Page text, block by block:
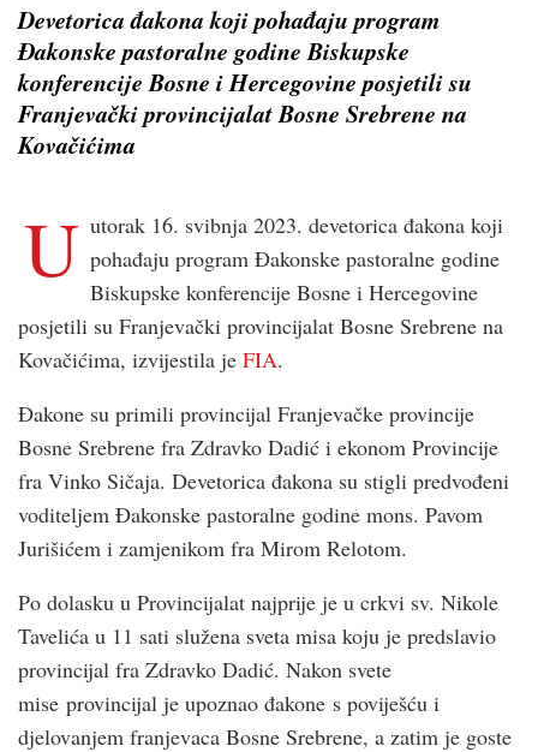
Devetorica đakona koji pohađaju program
Đakonske pastoralne godine Biskupske
konferencije Bosne i Hercegovine posjetili su
Franjevački provincijalat Bosne Srebrene na
Kovačićima
U utorak 16. svibnja 2023. devetorica đakona koji
pohađaju program Đakonske pastoralne godine
Biskupske konferencije Bosne i Hercegovine
posjetili su Franjevački provincijalat Bosne Srebrene na
Kovačićima, izvijestila je FIA.
Đakone su primili provincijal Franjevačke provincije
Bosne Srebrene fra Zdravko Dadić i ekonom Provincije
fra Vinko Sičaja. Devetorica đakona su stigli predvođeni
voditeljem Đakonske pastoralne godine mons. Pavom
Jurišićem i zamjenikom fra Mirom Relotom.
Po dolasku u Provincijalat najprije je u crkvi sv. Nikole
Tavelića u 11 sati služena sveta misa koju je predslavio
provincijal fra Zdravko Dadić. Nakon svete
mise provincijal je upoznao đakone s poviješću i
djelovanjem franjevaca Bosne Srebrene, a zatim je goste